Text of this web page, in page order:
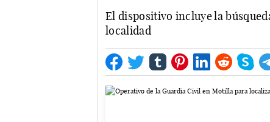
El dispositivo incluye la
localidad